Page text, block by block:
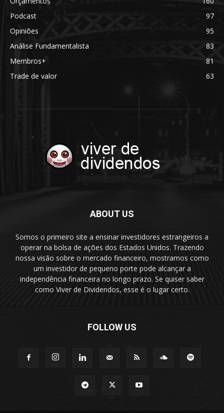
Podcast
97
Opiniões
95
Análise Fundamentalista
83
Membros+
81
Trade de valor
63
ABOUT US
Somos o primeiro site a ensinar investidores estrangeiros a
operar na bolsa de ações dos Estados Unidos. Trazendo
nossa visão sobre o mercado financeiro, mostramos como
um investidor de pequeno porte pode alcançar a
independência financeira no longo prazo. Se quiser saber
como Viver de Dividendos, esse é o lugar certo.
FOLLOW US